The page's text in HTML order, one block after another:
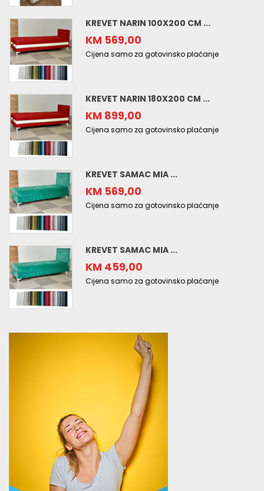
KREVET NARIN 100X200 CM ...
KM 569,00
Cijena samo za gotovinsko plaćanje
KREVET NARIN 180X200 CM ...
KM 899,00
Cijena samo za gotovinsko plaćanje
KREVET SAMAC MIA ...
KM 569,00
Cijena samo za gotovinsko plaćanje
KREVET SAMAC MIA ...
KM 459,00
Cijena samo za gotovinsko plaćanje